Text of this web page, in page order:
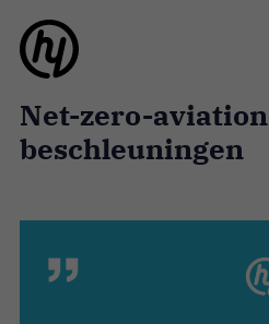
Net-zero-aviation
beschleuningen